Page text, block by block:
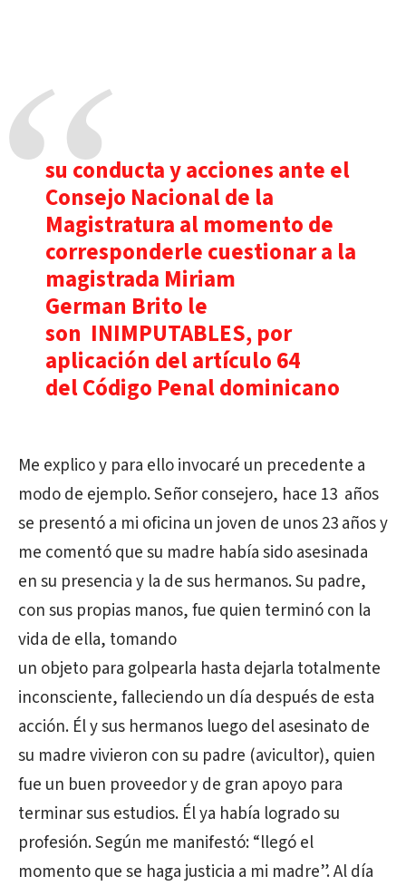
su conducta y acciones ante el
Consejo Nacional de la
Magistratura al momento de
corresponderle cuestionar a la
magistrada Miriam
German Brito le
son INIMPUTABLES, por
aplicación del artículo 64
del Código Penal dominicano
Me explico y para ello invocaré un precedente a
modo de ejemplo. Señor consejero, hace 13 años
se presentó a mi oficina un joven de unos 23 años y
me comentó que su madre había sido asesinada
en su presencia y la de sus hermanos. Su padre,
con sus propias manos, fue quien terminó con la
vida de ella, tomando
un objeto para golpearla hasta dejarla totalmente
inconsciente, falleciendo un día después de esta
acción. Él y sus hermanos luego del asesinato de
su madre vivieron con su padre (avicultor), quien
fue un buen proveedor y de gran apoyo para
terminar sus estudios. Él ya había logrado su
profesión. Según me manifestó: “llegó el
momento que se haga justicia a mi madre”. Al día